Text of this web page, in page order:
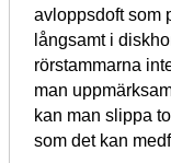
avloppsdoft som
långsamt i
rörstammarna
man
kan man slippa
som det kan